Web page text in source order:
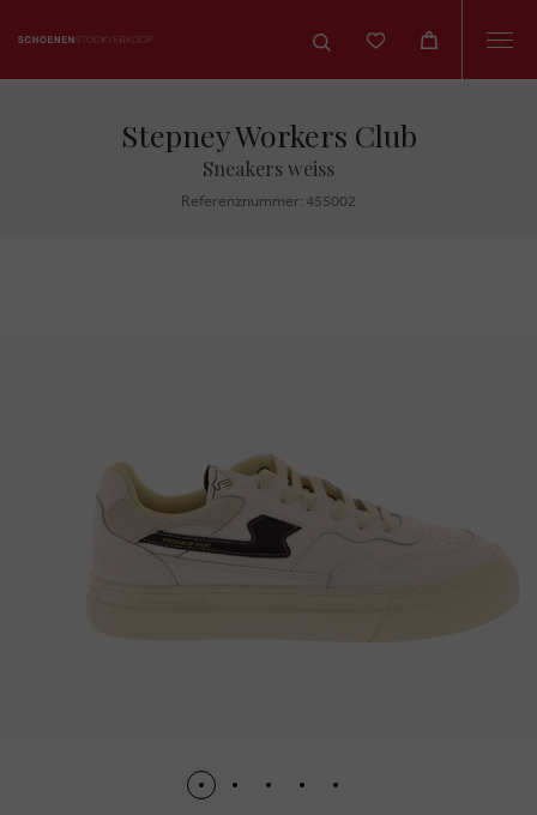
Stepney Workers Club
Sneakers weiss
Referenznummer: 455002